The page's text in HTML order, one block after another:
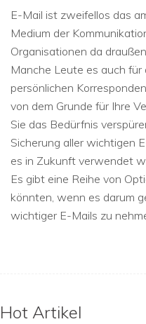
E-Mail ist zweifellos das
Medium der
Organisationen da
Manche Leute es auch
persönlichen
von dem Grunde für Ihre
Sie das Bedürfnis
Sicherung aller wichtigen
es in Zukunft verwendet
Es gibt eine Reihe von
könnten, wenn es darum
wichtiger E-Mails zu
Hot Artikel